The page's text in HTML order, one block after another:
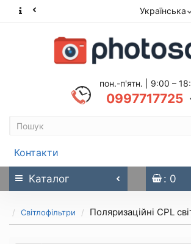
Українська
пон.-п'ятн. | 9:00 –
0997717725
Контакти
Каталог : 0
Світлофільтри Поляризаційні CPL